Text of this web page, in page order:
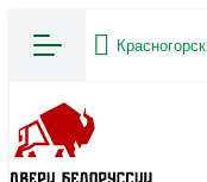
Красногорск